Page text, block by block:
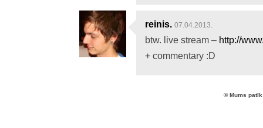
reinis. 07.04.2013.
btw. live stream – http://
+ commentary :D
© Mums